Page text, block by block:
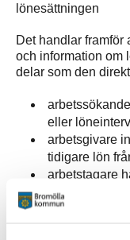
lönesättningen
Det handlar framför
och information om
delar som den
eller
arbetsgivare
tidigare lön
arbetstagare
lönenivåer
arbetstagare